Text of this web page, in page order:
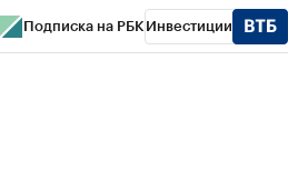
Подписка на РБК Инвестиции